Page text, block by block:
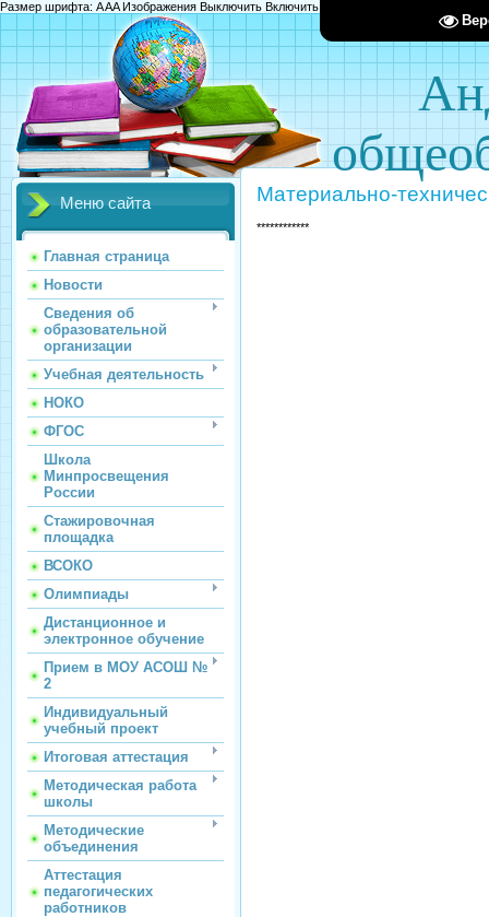
Размер шрифта: AAAИзображения Выключить Включить
Меню сайта
Главная страница
Новости
Сведения об
образовательной
организации
Учебная деятельность
НОКО
ФГОС
Школа
Минпросвещения
России
Стажировочная
площадка
ВСОКО
Олимпиады
Дистанционное и
электронное обучение
Прием в МОУ АСОШ №
2
Индивидуальный
учебный проект
Итоговая аттестация
Методическая работа
школы
Методические
объединения
Аттестация
педагогических
работников
Материально-
************